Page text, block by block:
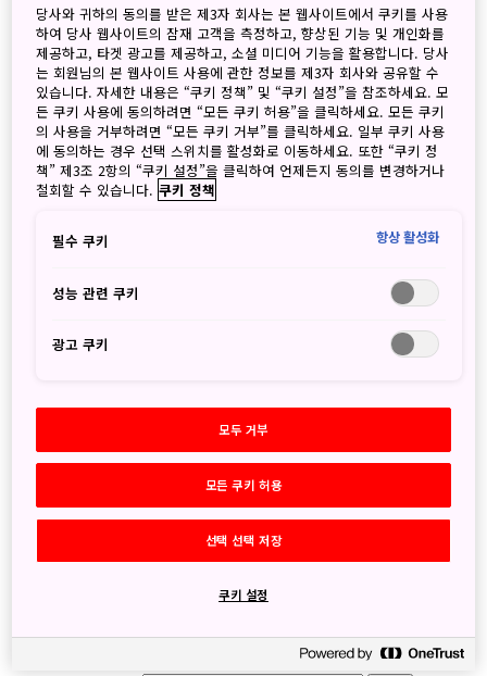
세상에서 가장 아름다운 스타벅스가 있는 “간스이 공원(環水
公園)”
富山県富山市湊入船町/ 영업시간 24시간
주황주황 도롯코열차 타고 협곡으로 향하는 “구로베협곡(黒
部峡谷)”
富山県黒部市黒部峡谷口11/ 영업시간 첫열차7:57-마지막
열차14:56
야생원숭이를 눈앞에서 볼 수 있는 “지고쿠다니 야생원숭이
長野県下高井郡山ノ内町平穏6845/ 영업시간 8:30-17:00
長野県下高井郡山ノ内町夜間瀬11700/ 영업시간 9:00-
19:00(로프웨이 20분간격)
센과 치히로의 행방불명이 떠오르는 료칸이 등장! ”시부온천
(渋温泉)”
長野県下高井郡山ノ内町
일본 최대 규모 아울렛 가루이자와 “프린스 쇼핑 플라자(プリ
長野県北佐久郡軽井沢町軽井沢/ 영업시간 10:00-18:00
당사와 귀하의 동의를 받은 제3자 회사는 본 웹사이트에서 쿠키를 사용
하여 당사 웹사이트의 잠재 고객을 측정하고, 향상된 기능 및 개인화를
제공하고, 타겟 광고를 제공하고, 소셜 미디어 기능을 활용합니다. 당사
는 회원님의 본 웹사이트 사용에 관한 정보를 제3자 회사와 공유할 수
있습니다. 자세한 내용은 “쿠키 정책” 및 “쿠키 설정”을 참조하세요. 모
든 쿠키 사용에 동의하려면 “모든 쿠키 허용”을 클릭하세요. 모든 쿠키
의 사용을 거부하려면 “모든 쿠키 거부”를 클릭하세요. 일부 쿠키 사용
에 동의하는 경우 선택 스위치를 활성화로 이동하세요. 또한 “쿠키 정
책” 제3조 2항의 “쿠키 설정”을 클릭하여 언제든지 동의를 변경하거나
철회할 수 있습니다. 쿠키 정책
필수 쿠키 항상 활성화
성능 관련 쿠키
광고 쿠키
모두 거부
모든 쿠키 허용
선택 선택 저장
쿠키 설정